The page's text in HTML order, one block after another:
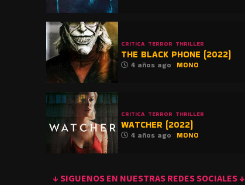
CRITICA TERROR THRILLER
THE BLACK PHONE (2022)
4 años ago MONO
CRITICA TERROR THRILLER
WATCHER (2022)
4 años ago MONO
↓ SIGUENOS EN NUESTRAS REDES SOCIALES ↓